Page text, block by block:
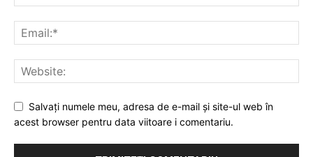
Salvați numele meu, adresa de e-mail și site-ul web în
acest browser pentru data viitoare i comentariu.